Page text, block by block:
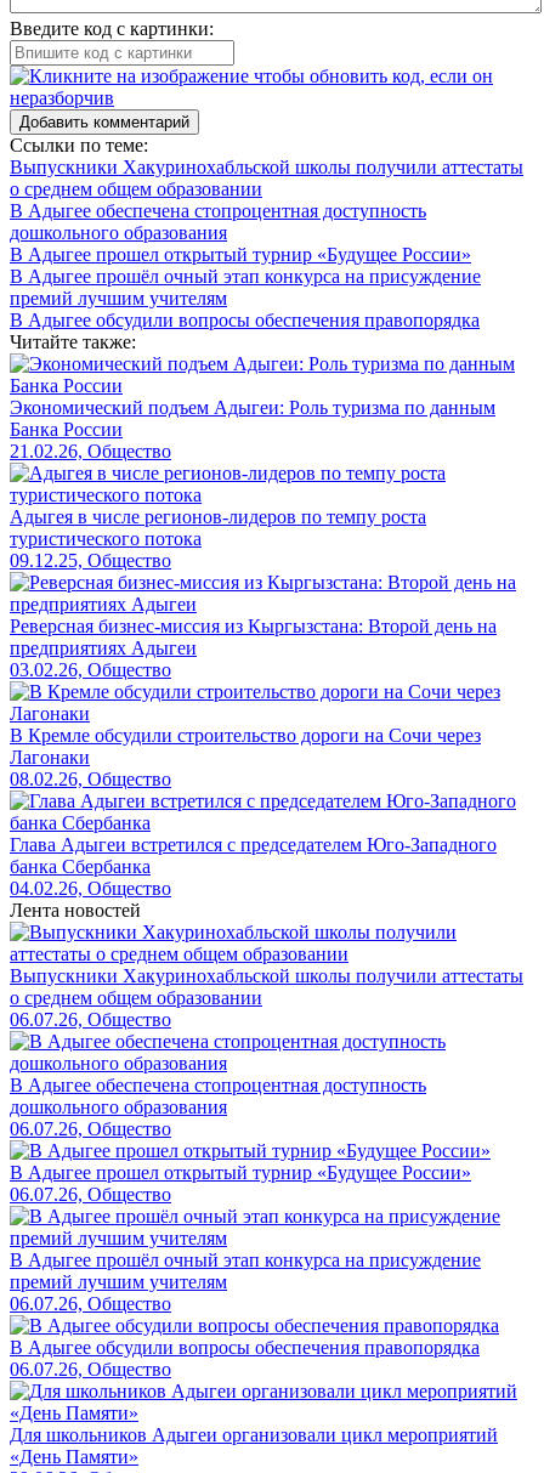
Введите код с картинки:
Добавить комментарий
Ссылки по теме:
Выпускники Хакуринохабльской школы получили аттестаты
о среднем общем образовании
В Адыгее обеспечена стопроцентная доступность
дошкольного образования
В Адыгее прошел открытый турнир «Будущее России»
В Адыгее прошёл очный этап конкурса на присуждение
премий лучшим учителям
В Адыгее обсудили вопросы обеспечения правопорядка
Читайте также:
Экономический подъем Адыгеи: Роль туризма по данным
Банка России
21.02.26, Общество
Адыгея в числе регионов-лидеров по темпу роста
туристического потока
09.12.25, Общество
Реверсная бизнес-миссия из Кыргызстана: Второй день на
предприятиях Адыгеи
03.02.26, Общество
В Кремле обсудили строительство дороги на Сочи через
Лагонаки
08.02.26, Общество
Глава Адыгеи встретился с председателем Юго-Западного
банка Сбербанка
04.02.26, Общество
Лента новостей
Выпускники Хакуринохабльской школы получили аттестаты
о среднем общем образовании
06.07.26, Общество
В Адыгее обеспечена стопроцентная доступность
дошкольного образования
06.07.26, Общество
В Адыгее прошел открытый турнир «Будущее России»
06.07.26, Общество
В Адыгее прошёл очный этап конкурса на присуждение
премий лучшим учителям
06.07.26, Общество
В Адыгее обсудили вопросы обеспечения правопорядка
06.07.26, Общество
Для школьников Адыгеи организовали цикл мероприятий
«День Памяти»